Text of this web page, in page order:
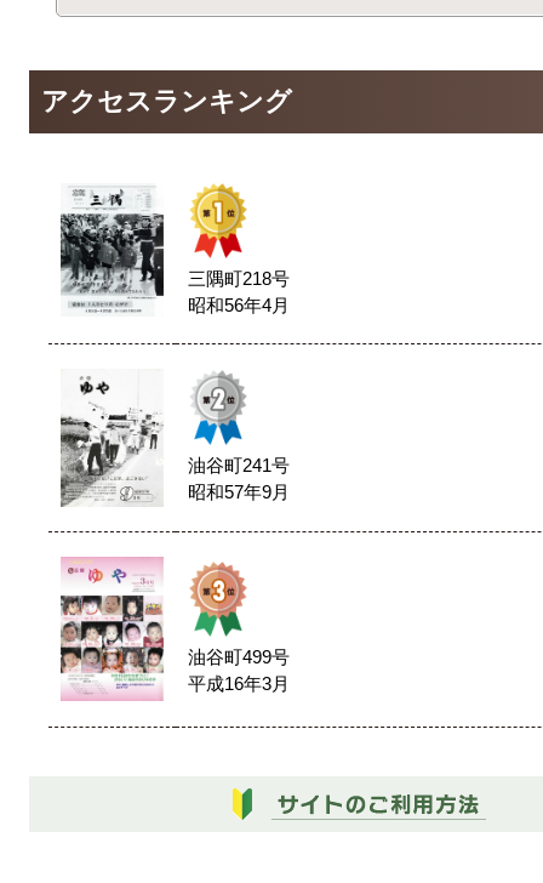
アクセスランキング
三隅町218号
昭和56年4月
油谷町241号
昭和57年9月
油谷町499号
平成16年3月